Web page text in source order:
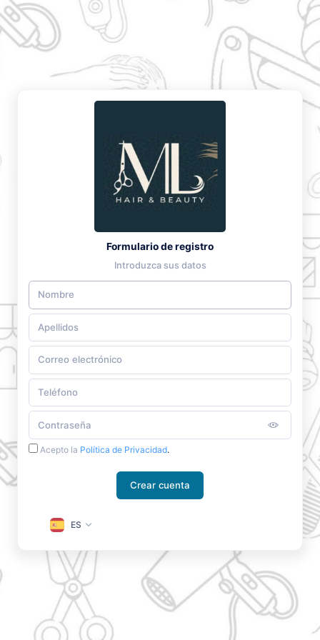
Formulario de registro
Introduzca sus datos
Acepto la Política de Privacidad.
Crear cuenta
ES